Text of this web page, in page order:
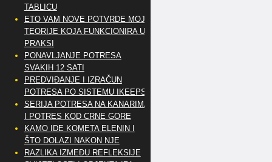
TABLICU
ETO VAM NOVE POTVRDE MOJE
TEORIJE KOJA FUNKCIONIRA U
PRAKSI
PONAVLJANJE POTRESA
SVAKIH 12 SATI
PREDVIĐANJE I IZRAČUN
POTRESA PO SISTEMU IKEEPS
SERIJA POTRESA NA KANARIMA
I POTRES KOD CRNE GORE
KAMO IDE KOMETA ELENIN I
ŠTO DOLAZI NAKON NJE
RAZLIKA IZMEĐU REFLEKSIJE